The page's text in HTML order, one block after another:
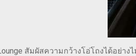
สัมผัสความกว้างโอ่โถงได้อย่า